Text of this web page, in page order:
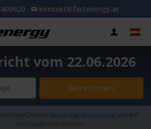
kontakt@fastenergy.at
vom 22.06.2026
berechnen
Channel kostenlos abonnieren und auf
dem Laufenden bleiben!